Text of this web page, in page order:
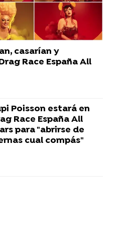
casarían y
Race España All
Poisson estará en
Race España All
para "abrirse de
cual compás"